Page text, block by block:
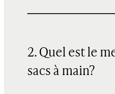
2. Quel est le
sacs à main?